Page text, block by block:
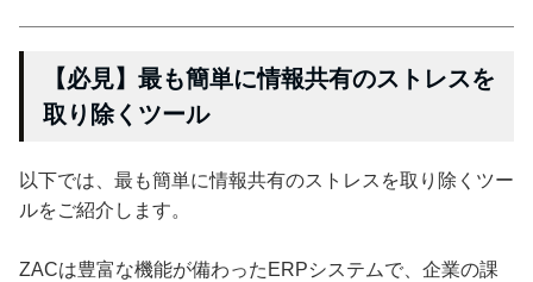
【必見】最も簡単に情報共有のストレスを
取り除くツール
以下では、最も簡単に情報共有のストレスを取り除くツー
ルをご紹介します。
ZACは豊富な機能が備わったERPシステムで、企業の課